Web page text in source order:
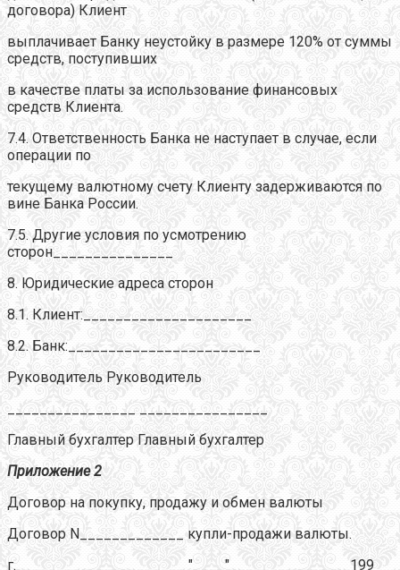
договора) Клиент
выплачивает Банку неустойку в размере 120% от суммы
средств, поступивших
в качестве платы за использование финансовых
средств Клиента.
7.4. Ответственность Банка не наступает в случае, если
операции по
текущему валютному счету Клиенту задерживаются по
вине Банка России.
7.5. Другие условия по усмотрению
сторон_______________
8. Юридические адреса сторон
8.1. Клиент:_____________________
8.2. Банк:________________________
Руководитель Руководитель
________________ ________________
Главный бухгалтер Главный бухгалтер
Приложение 2
Договор на покупку, продажу и обмен валюты
Договор N_____________ купли-продажи валюты.
г._____________________ "____"_______________199